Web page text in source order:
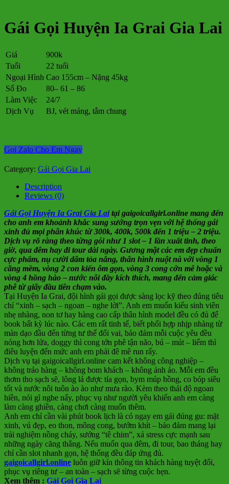
Gái Gọi Huyện Ia Grai Gia Lai
Giá
900k
Tuổi
22 tuổi
Ngoại Hình Cao 155cm – Nặng 45kg
Số Đo
80– 61 – 86
Làm Việc
24/7
Dịch Vụ
BJ, vét máng, tắm chung
Gọi Zalo Cho Em Ngay
Category: Gái Gọi Gia Lai
Description
Reviews (0)
Gái Gọi Huyện Ia Grai Gia Laitại gaigoicallgirl.online mang đến
cho anh em khoảnh khắc sung sướng trọn vẹn với hệ thống gái
xinh đủ mọi phân khúc từ 300k, 400k, 500k đến 1 triệu – 2 triệu.
Dịch vụ rõ ràng theo từng gói như 1 slot – 1 lần xuất tinh, theo
giờ, qua đêm hay đi tour dài ngày. Gương mặt các em đẹp chuẩn
cực phẩm, nụ cười dâm tỏa nắng, thân hình nuột nà với vòng 1
căng mềm, vòng 2 con kiến ôm gọn, vòng 3 cong cớn mê hoặc và
vòng 4 hồng hào – nước nôi đầy kích thích, mang đến cảm giác
phê từ giây đầu tiên chạm vào.
Tại Huyện Ia Grai, đội hình gái gọi được sàng lọc kỹ theo đúng tiêu
chí “xinh – sạch – ngoan – nghe lời”. Anh em muốn kiểu sinh viên
nhẹ nhàng, non tơ hay hàng cao cấp thân hình model đều có đủ để
book bất kỳ lúc nào. Các em rất tinh tế, biết phối hợp nhịp nhàng từ
màn dạo đầu đến từng tư thế đổi vai, bảo đảm mỗi cuộc yêu đều
nóng hơn lửa, doggy thì cong tớn phê tận não, bú – mút – liếm thì
điêu luyện đến mức anh em phải đê mê run rẩy.
Dịch vụ tại gaigoicallgirl.online cam kết không công nghiệp –
không tráo hàng – không bom khách – không ảnh ảo. Mỗi em đều
thơm tho sạch sẽ, lông lá được tỉa gọn, bym múp hồng, co bóp siêu
tốt và nước nôi tuôn ào ào như mưa rào. Kèm theo thái độ ngoan
hiền, nói gì nghe nấy, phục vụ như người yêu khiến anh em càng
làm càng ghiền, càng chơi càng muốn thêm.
Anh em chỉ cần vài phút book lịch là có ngay em gái đúng gu: mặt
xinh, vú đẹp, eo thon, mông cong, bướm khít – bảo đảm mang lại
trải nghiệm nồng cháy, sướng “tê chim”, xả stress cực mạnh sau
những ngày căng thẳng. Nếu muốn qua đêm, đi tour, bao tháng hay
chỉ cần slot nhanh gọn, hệ thống đều đáp ứng đủ.
gaigoicallgirl.online luôn giữ kín thông tin khách hàng tuyệt đối,
phục vụ riêng tư – an toàn – sạch sẽ từng cuộc hẹn.
Xem thêm : Gái Gọi Gia Lai